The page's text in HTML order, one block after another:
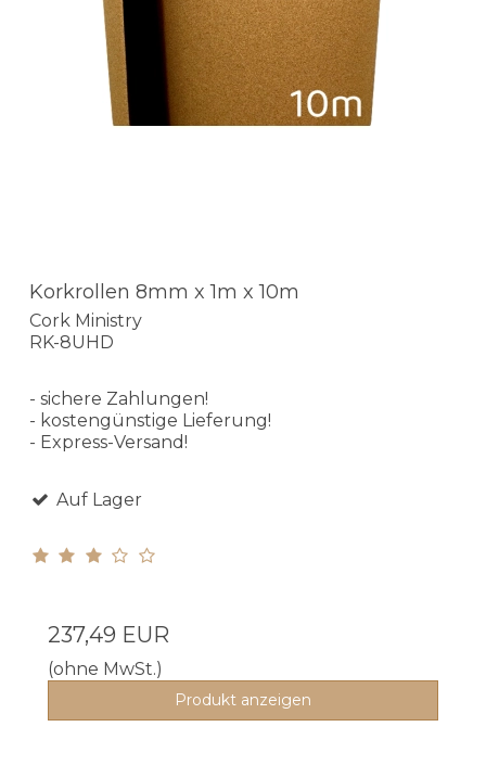
Korkrollen 8mm x 1m x 10m
Cork Ministry
RK-8UHD
- sichere Zahlungen!
- kostengünstige Lieferung!
- Express-Versand!
Auf Lager
237,49 EUR
(ohne MwSt.)
Produkt anzeigen